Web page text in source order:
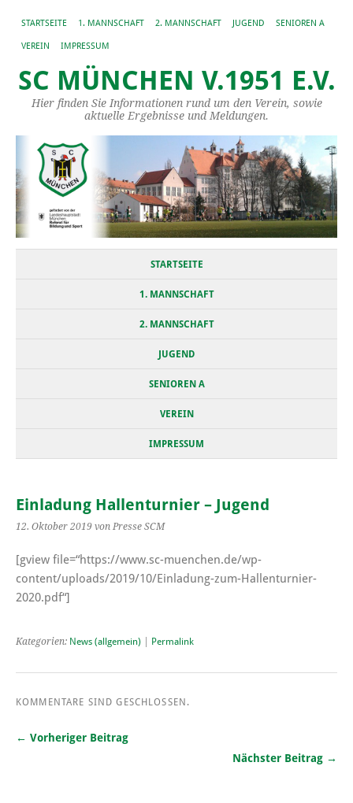
STARTSEITE 1. MANNSCHAFT 2. MANNSCHAFT JUGEND SENIOREN A
VEREIN IMPRESSUM
SC MÜNCHEN V.1951 E.V.
Hier finden Sie Informationen rund um den Verein, sowie
aktuelle Ergebnisse und Meldungen.
STARTSEITE
1. MANNSCHAFT
2. MANNSCHAFT
JUGEND
SENIOREN A
VEREIN
IMPRESSUM
Einladung Hallenturnier – Jugend
12. Oktober 2019 von Presse SCM
[gview file=“https://www.sc-muenchen.de/wp-
content/uploads/2019/10/Einladung-zum-Hallenturnier-
2020.pdf“]
Kategorien: News (allgemein) Permalink
KOMMENTARE SIND GESCHLOSSEN.
← Vorheriger Beitrag
Nächster Beitrag →